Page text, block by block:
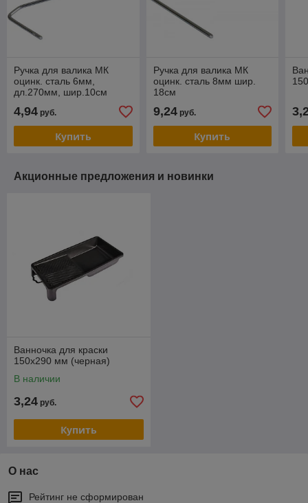
Ручка для валика МК
оцинк. сталь 6мм,
дл.270мм, шир.10см
4,94 руб.
Купить
Ручка для валика МК
оцинк. сталь 8мм шир.
18см
9,24руб.
Купить
Акционные предложения и новинки
Ванночка для краски
150х290 мм (черная)
В наличии
3,24 руб.
Купить
О нас
Рейтинг не сформирован